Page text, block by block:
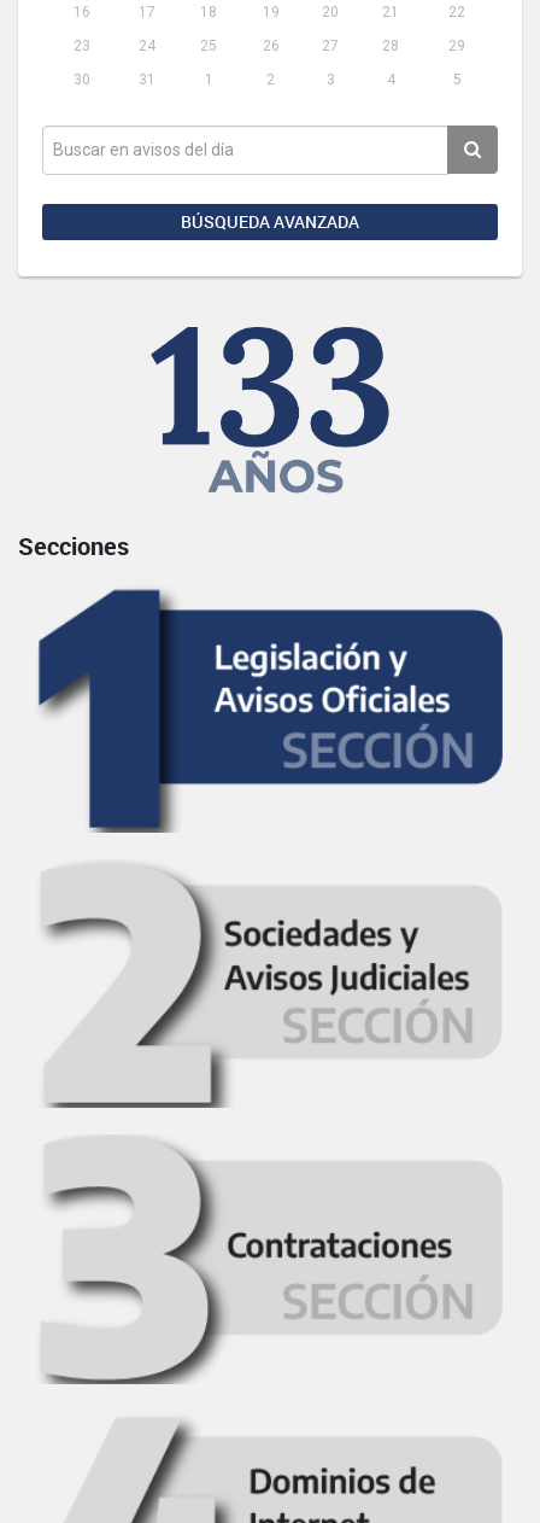
16
17 18 19 20 21
22
23
24 25 26 27 28
29
30
31 1 2 3 4 5
BÚSQUEDA AVANZADA
Secciones